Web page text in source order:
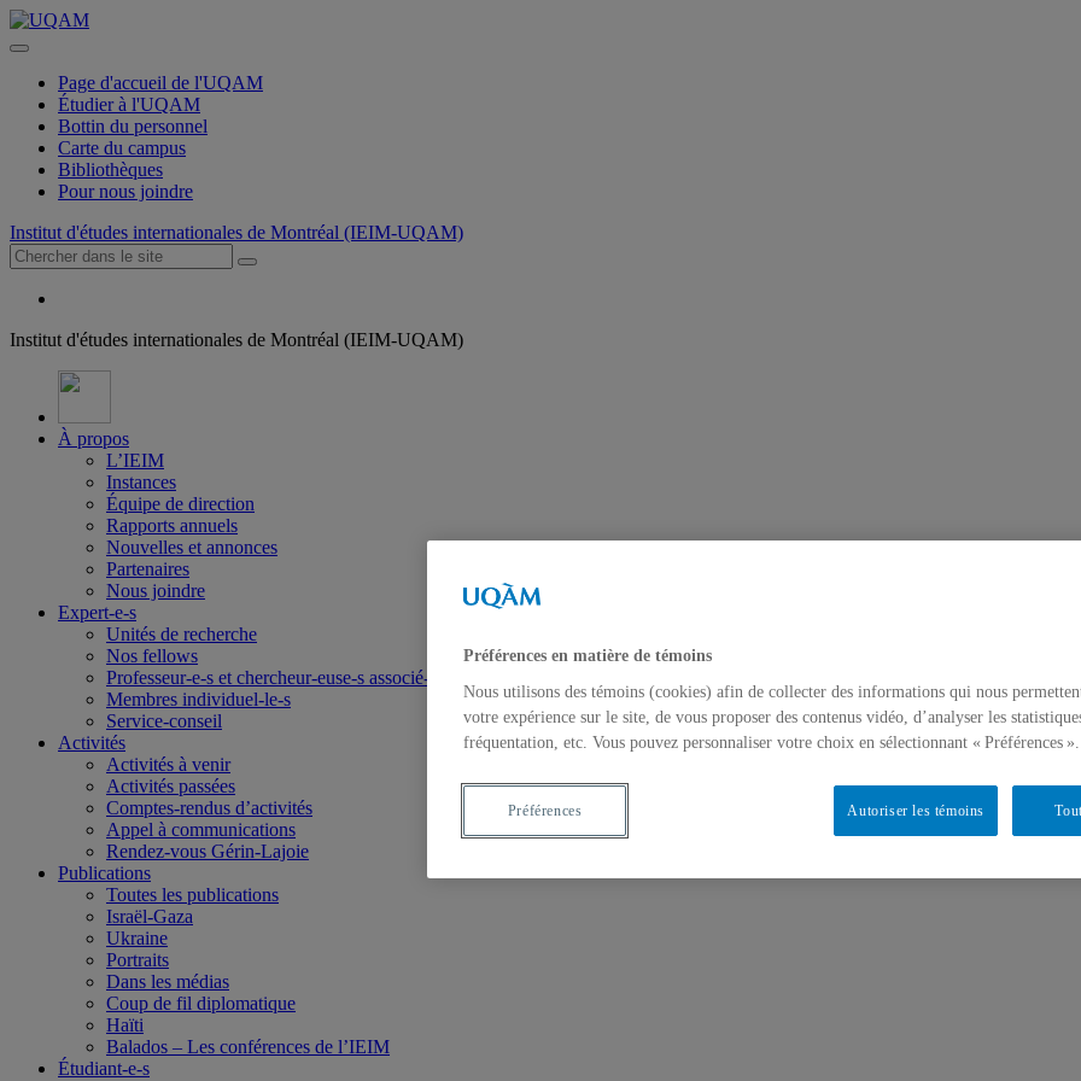
Page d'accueil de l'UQAM
Étudier à l'UQAM
Bottin du personnel
Carte du campus
Bibliothèques
Pour nous joindre
Institut d'études internationales de Montréal (IEIM-UQAM)
Institut d'études internationales de Montréal (IEIM-UQAM)
À propos
L’IEIM
Instances
Équipe de direction
Rapports annuels
Nouvelles et annonces
Partenaires
Nous joindre
Expert-e-s
Unités de recherche
Nos fellows
Professeur-e-s et chercheur-euse-s associé-e-s
Membres individuel-le-s
Service-conseil
Activités
Activités à venir
Activités passées
Comptes-rendus d’activités
Appel à communications
Rendez-vous Gérin-Lajoie
Publications
Toutes les publications
Israël-Gaza
Ukraine
Portraits
Dans les médias
Coup de fil diplomatique
Haïti
Balados – Les conférences de l’IEIM
Étudiant-e-s
Préférences en matière de témoins
Nous utilisons des témoins (cookies) afin de collecter des informations qui nous
votre expérience sur le site, de vous proposer des contenus vidéo, d’analyser les
fréquentation, etc. Vous pouvez personnaliser votre choix en sélectionnant « Préférences ».
Autoriser les témoins
Préférences